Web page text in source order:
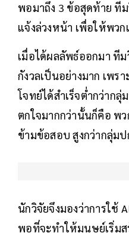
พอมาถึง 3 ข้อสุดท้าย ที
แจ้งล่วงหน้า เพื่อให้พวก
เมื่อได้ผลลัพธ์ออกมา ทีม
กังวลเป็นอย่างมาก เพร
โจทย์ได้สำเร็จต่ำกว่าก
ตกใจมากกว่านั้นก็คือ พ
ข้ามข้อสอบ สูงกว่ากลุ่มป
นักวิจัยจึงมองว่าการใช้
พอที่จะทำให้มนุษย์เริ่ม